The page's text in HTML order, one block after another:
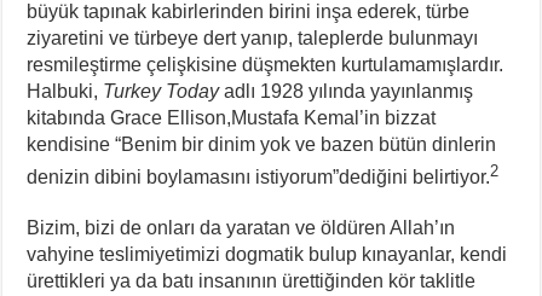
büyük tapınak kabirlerinden birini inşa ederek, türbe
ziyaretini ve türbeye dert yanıp, taleplerde bulunmayı
resmileştirme çelişkisine düşmekten kurtulamamışlardır.
Halbuki, Turkey Todayadlı 1928 yılında yayınlanmış
kitabında Grace Ellison,Mustafa Kemal’in bizzat
kendisine “Benim bir dinim yok ve bazen bütün dinlerin
denizin dibini boylamasını istiyorum”dediğini belirtiyor.2
Bizim, bizi de onları da yaratan ve öldüren Allah’ın
vahyine teslimiyetimizi dogmatik bulup kınayanlar, kendi
ürettikleri ya da batı insanının ürettiğinden kör taklitle